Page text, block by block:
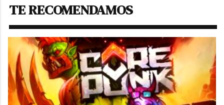
TE RECOMENDAMOS